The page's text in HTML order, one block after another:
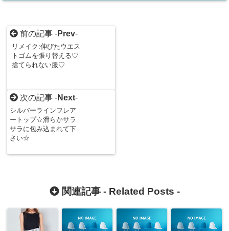
前の記事 -Prev-
リメイク:伸びたウエス
トゴムを張り替える♡
捨てられない服♡
次の記事 -Next-
シルバーラインフレア
ートップ☆滑らかサラ
サラに包み込まれて下
さい☆
関連記事 - Related Posts -